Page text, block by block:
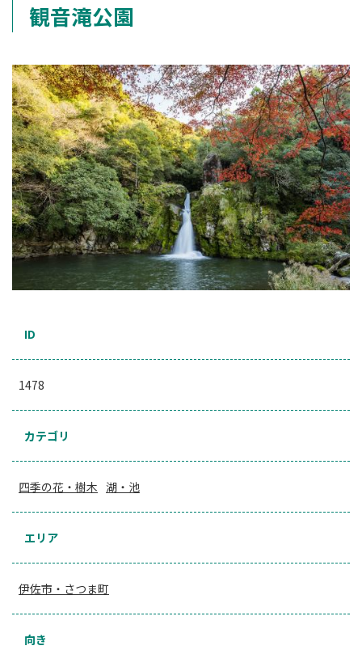
観音滝公園
ID
1478
カテゴリ
四季の花・樹木 湖・池
エリア
伊佐市・さつま町
向き